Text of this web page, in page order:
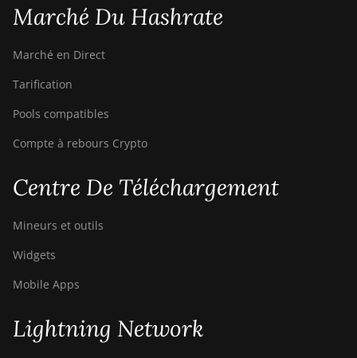
BITMAIN AntMiner
T17+
BITMAIN AntMiner
T9+
BITMAIN AntMiner
BITMAIN AntMiner
BITMAIN AntMiner
BITMAIN AntMiner
Marché Du Hashrate
Marché en Direct
Tarification
Pools compatibles
Compte à rebours Crypto
Centre De Téléchargement
Mineurs et outils
Widgets
Mobile Apps
Lightning Network